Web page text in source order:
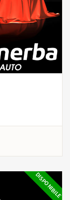
DISPONIBILE